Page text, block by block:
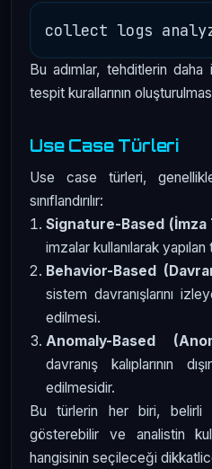
Bu adımlar, tehditlerin daha
tespit kurallarının
Use Case Türleri
Use case türleri,
sınıflandırılır:
Signature-Based (İmza
imzalar kullanılarak
Behavior-Based
sistem davranışlarını
edilmesi.
Anomaly-Based
davranış kalıplarının
edilmesidir.
Bu türlerin her biri, belirli
gösterebilir ve analistin
hangisinin seçileceği